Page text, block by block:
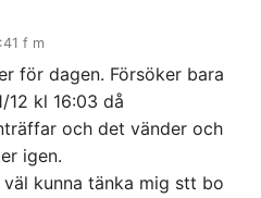
f m
för dagen. Försöker bara
12 kl 16:03 då
och det vänder och
igen.
kunna tänka mig stt bo